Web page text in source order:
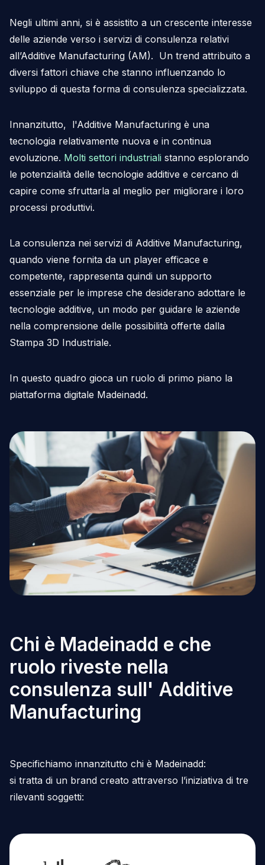
Negli ultimi anni, si è assistito a un crescente interesse
delle aziende verso i servizi di consulenza relativi
all’Additive Manufacturing (AM). Un trend attribuito a
diversi fattori chiave che stanno influenzando lo
sviluppo di questa forma di consulenza specializzata.
Innanzitutto, l'Additive Manufacturing è una
tecnologia relativamente nuova e in continua
evoluzione. Molti settori industriali stanno esplorando
le potenzialità delle tecnologie additive e cercano di
capire come sfruttarla al meglio per migliorare i loro
processi produttivi.
La consulenza nei servizi di Additive Manufacturing,
quando viene fornita da un player efficace e
competente, rappresenta quindi un supporto
essenziale per le imprese che desiderano adottare le
tecnologie additive, un modo per guidare le aziende
nella comprensione delle possibilità offerte dalla
Stampa 3D Industriale.
In questo quadro gioca un ruolo di primo piano la
piattaforma digitale Madeinadd.
Chi è Madeinadd e che
ruolo riveste nella
consulenza sull' Additive
Manufacturing
Specifichiamo innanzitutto chi è Madeinadd:
si tratta di un brand creato attraverso l’iniziativa di tre
rilevanti soggetti: